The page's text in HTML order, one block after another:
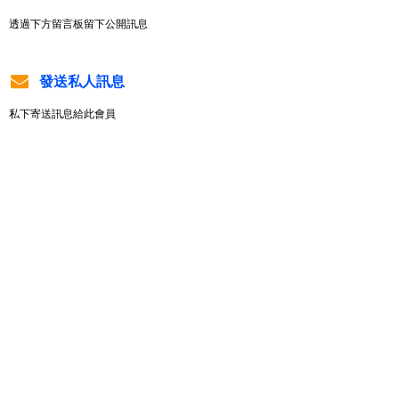
透過下方留言板留下公開訊息
發送私人訊息
私下寄送訊息給此會員